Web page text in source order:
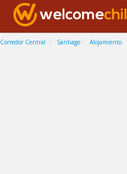
Corredor Central Santiago Alojamiento